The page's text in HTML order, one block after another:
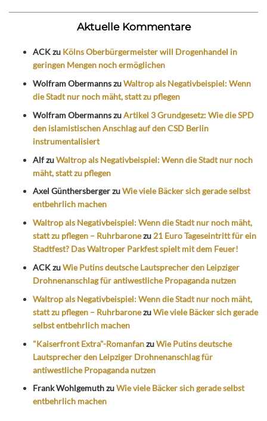
Aktuelle Kommentare
ACKzu Kölns Oberbürgermeister will Drogenhandel in
geringen Mengen noch ermöglichen
Wolfram ObermannszuWaltrop als Negativbeispiel: Wenn
die Stadt nur noch mäht, statt zu pflegen
Wolfram ObermannszuArtikel 3 Grundgesetz: Wie die SPD
den islamistischen Anschlag auf den CSD Berlin
instrumentalisiert
AlfzuWaltrop als Negativbeispiel: Wenn die Stadt nur noch
mäht, statt zu pflegen
Axel GünthersbergerzuWie viele Bäcker sich gerade selbst
entbehrlich machen
Waltrop als Negativbeispiel: Wenn die Stadt nur noch mäht,
statt zu pflegen – Ruhrbaronezu 21 Euro Tageseintritt für ein
Stadtfest? Das Waltroper Parkfest spielt mit dem Feuer!
ACKzuWie Putins deutsche Lautsprecher den Leipziger
Drohnenanschlag für antiwestliche Propaganda nutzen
Waltrop als Negativbeispiel: Wenn die Stadt nur noch mäht,
statt zu pflegen – RuhrbaronezuWie viele Bäcker sich gerade
selbst entbehrlich machen
"Kaiserfront Extra"-RomanfanzuWie Putins deutsche
Lautsprecher den Leipziger Drohnenanschlag für
antiwestliche Propaganda nutzen
Frank WohlgemuthzuWie viele Bäcker sich gerade selbst
entbehrlich machen